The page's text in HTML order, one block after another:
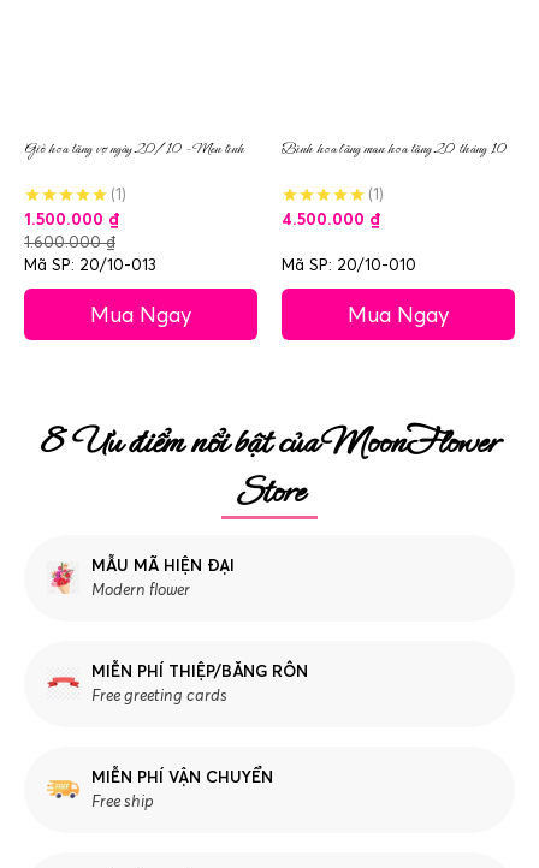
Giỏ hoa tặng vợ ngày 20/10 – Men tình
(1)
1.500.000 ₫
1.600.000₫
Mã SP: 20/10-013
Mua Ngay
Bình hoa lãng mạn hoa tặng 20 tháng 10
(1)
4.500.000 ₫
Mã SP: 20/10-010
Mua Ngay
8 Ưu điểm nổi bật của MoonFlower
Store
MẪU MÃ HIỆN ĐẠI
Modern flower
MIỄN PHÍ THIỆP/BĂNG RÔN
Free greeting cards
MIỄN PHÍ VẬN CHUYỂN
Free ship